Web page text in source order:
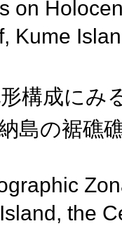
on
Kume
構成にみ
島の裾礁
the